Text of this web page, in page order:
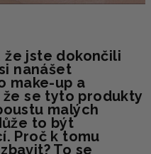
že jste dokončili
nanášet
make-up a
se tyto produkty
malých
to být
Proč k tomu
To se